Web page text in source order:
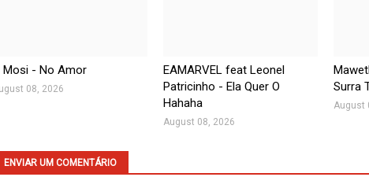
Mosi - No Amor
08, 2026
EAMARVEL feat Leonel
Patricinho - Ela Quer O
Hahaha
August 08, 2026
Surra
August
ENVIAR UM COMENTÁRIO